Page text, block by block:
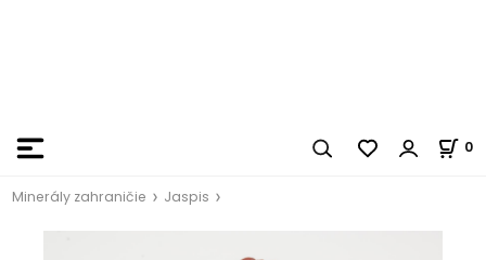
0
Minerály zahraničie Jaspis